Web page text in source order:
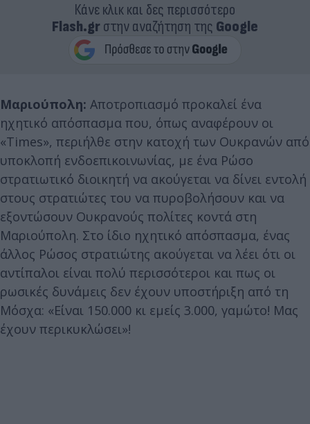
Κάνε κλικ και δες περισσότερο
Flash.grστην αναζήτηση της Google
Μαριούπολη: Αποτροπιασμό προκαλεί ένα
ηχητικό απόσπασμα που, όπως αναφέρουν οι
«Times», περιήλθε στην κατοχή των Ουκρανών από
υποκλοπή ενδοεπικοινωνίας, με ένα Ρώσο
στρατιωτικό διοικητή να ακούγεται να δίνει εντολή
στους στρατιώτες του να πυροβολήσουν και να
εξοντώσουν Ουκρανούς πολίτες κοντά στη
Μαριούπολη. Στο ίδιο ηχητικό απόσπασμα, ένας
άλλος Ρώσος στρατιώτης ακούγεται να λέει ότι οι
αντίπαλοι είναι πολύ περισσότεροι και πως οι
ρωσικές δυνάμεις δεν έχουν υποστήριξη από τη
Μόσχα: «Είναι 150.000 κι εμείς 3.000, γαμώτο! Μας
έχουν περικυκλώσει»!